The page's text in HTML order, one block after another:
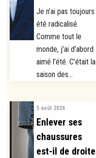
Je n’ai pas toujours
été radicalisé.
Comme tout le
monde, j’ai d’abord
aimé l’été. C’était la
saison des...
5 août 2026
Enlever ses
chaussures
est-il de droite